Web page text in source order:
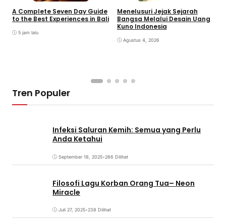
A Complete Seven Day Guide
to the Best Experiences in Bali
5 jam lalu
Menelusuri Jejak Sejarah
Bangsa Melalui Desain Uang
Kuno Indonesia
Agustus 4, 2026
Tren Populer
Infeksi Saluran Kemih: Semua yang Perlu
Anda Ketahui
September 18, 2025•286 Dilihat
Filosofi Lagu Korban Orang Tua– Neon
Miracle
Juli 27, 2025•238 Dilihat